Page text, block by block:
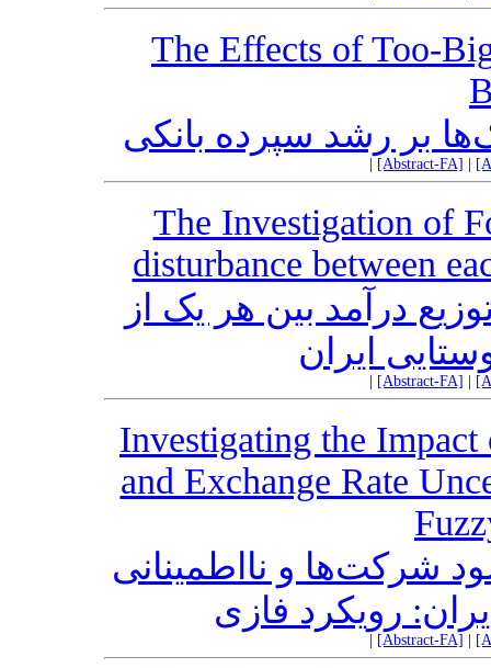
The Effects of Too-
بر رشد سپرده‌ بانکی
[Abstract-FA]
The Investigation of
disturbance between
درآمد بین هر یک از
ایران
[Abstract-FA]
Investigating the
and Exchange Rate
شرکت‌ها و نااطمینانی
[Abstract-FA]